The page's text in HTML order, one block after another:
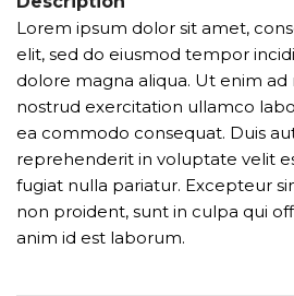
Lorem ipsum dolor sit amet,
elit, sed do eiusmod tempor
dolore magna aliqua. Ut enim ad
nostrud exercitation ullamco
ea commodo consequat. Duis
reprehenderit in voluptate velit
fugiat nulla pariatur. Excepteur
non proident, sunt in culpa qui
anim id est laborum.